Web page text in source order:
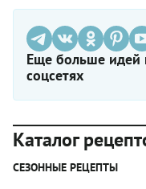
Еще больше идей
соцсетях
Каталог
СЕЗОННЫЕ РЕЦЕПТЫ